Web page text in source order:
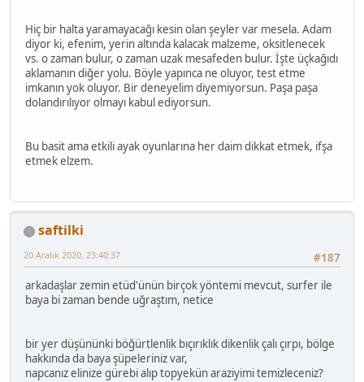
Hiç bir halta yaramayacağı kesin olan şeyler var mesela. Adam
diyor ki, efenim, yerin altında kalacak malzeme, oksitlenecek
vs. o zaman bulur, o zaman uzak mesafeden bulur. İşte üçkağıdı
aklamanın diğer yolu. Böyle yapınca ne oluyor, test etme
imkanın yok oluyor. Bir deneyelim diyemiyorsun. Paşa paşa
dolandırılıyor olmayı kabul ediyorsun.
Bu basit ama etkili ayak oyunlarına her daim dikkat etmek, ifşa
etmek elzem.
saftilki
#187
20 Aralık 2020, 23:40:37
arkadaşlar zemin etüd'ünün birçok yöntemi mevcut, surfer ile
baya bi zaman bende uğraştım, netice
bir yer düşününki böğürtlenlik bıçırıklık dikenlik çalı çırpı, bölge
hakkında da baya şüpeleriniz var,
napcanız elinize gürebi alıp topyekün araziyimi temizleceniz?